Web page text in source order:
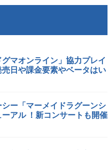
グマオンライン」協力プレイ
日や課金要素やベータはい
ー「マーメイドラグーンシ
アル ！新コンサートも開催